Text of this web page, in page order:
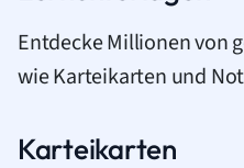
Entdecke Millionen von
wie Karteikarten und
Karteikarten